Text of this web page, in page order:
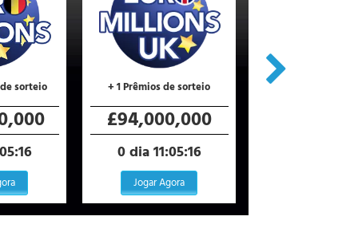
sorteio + 1 Prêmios de sorteio
£94,000,000
0 dia 11:05:15
Jogar Agora